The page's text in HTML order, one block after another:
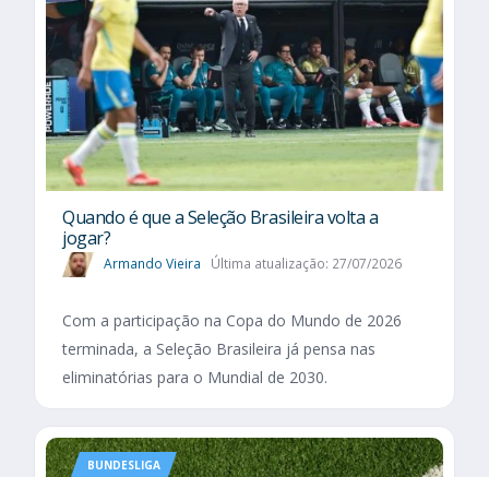
Quando é que a Seleção Brasileira volta a
jogar?
Armando Vieira Última atualização: 27/07/2026
Com a participação na Copa do Mundo de 2026
terminada, a Seleção Brasileira já pensa nas
eliminatórias para o Mundial de 2030.
BUNDESLIGA